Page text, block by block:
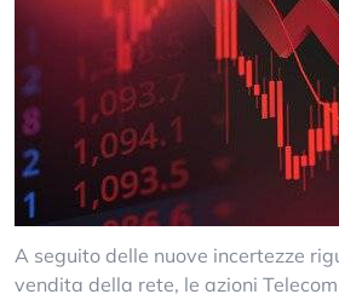
A seguito delle nuove incertezze
vendita della rete, le azioni